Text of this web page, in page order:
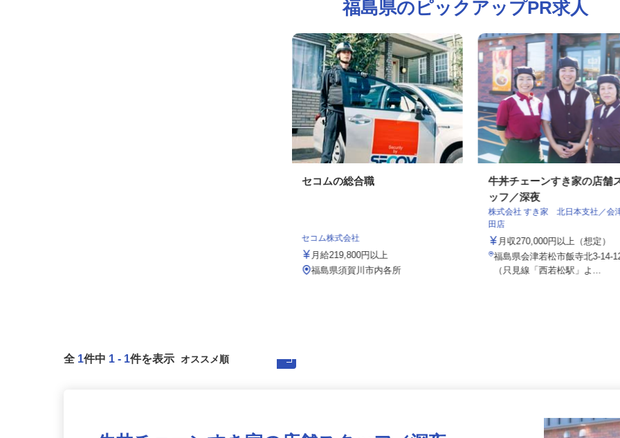
福島県のピックアップPR求人
セコム株式会社
月給219,800円以上
牛丼チェーンすき家の店
ッフ／深夜
株式会社 すき家 北日本支社／
田店
月収270,000円以上（想定）
福島県会津若松市飯寺北3-